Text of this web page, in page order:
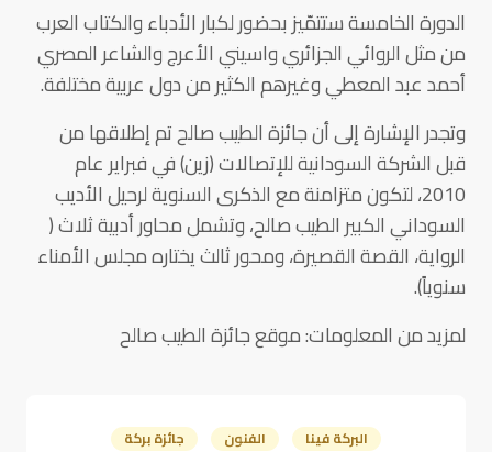
الدورة الخامسة ستتمّيز بحضور لكبار الأدباء والكتاب العرب
من مثل الروائي الجزائري واسيني الأعرج والشاعر المصري
أحمد عبد المعطي وغيرهم الكثير من دول عربية مختلفة.
وتجدر الإشارة إلى أن جائزة الطيب صالح تم إطلاقها من
قبل الشركة السودانية للإتصالات (زين) في فبراير عام
2010، لتكون متزامنة مع الذكرى السنوية لرحيل الأديب
السوداني الكبير الطيب صالح، وتشمل محاور أدبية ثلاث (
الرواية، القصة القصيرة، ومحور ثالث يختاره مجلس الأمناء
سنوياً).
لمزيد من المعلومات: موقع جائزة الطيب صالح
البركة فينا الفنون جائزة بركة